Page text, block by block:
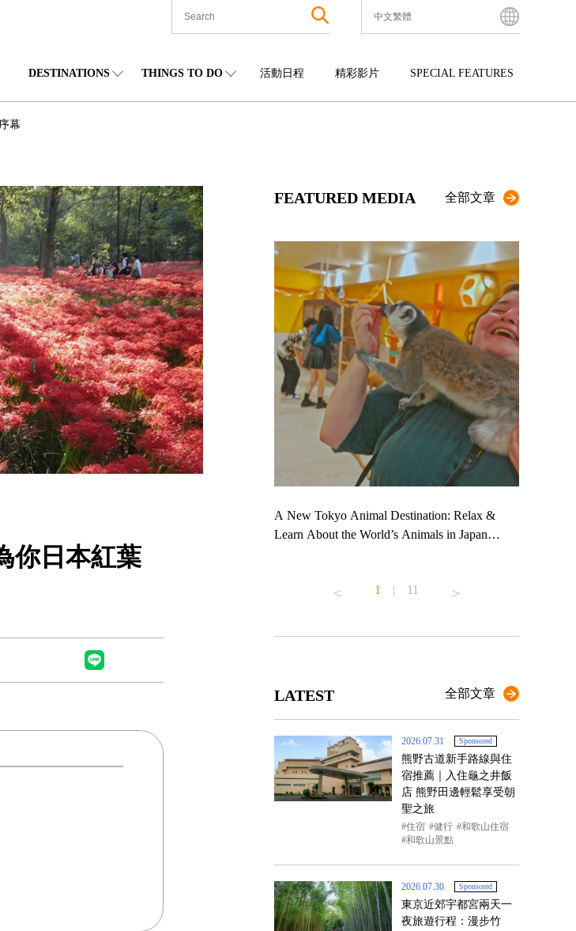
中文繁體
Tiếng Việt
DESTINATIONS
關東
THINGS TO DO 活動日程 精彩影片 SPECIAL FEATURES
幕
你日本紅葉
FEATURED MEDIA 全部文章
acclaimed immersive art and bringing it to
Japan's ancient capital. We can't wait to see it for
#kyototrip #japantravel #artnews
Photos courtesy of teamLab, Exhibition view of
teamLab Biovortex Kyoto, 2025, Kyoto ®
A New Tokyo Animal Destination: Relax &
Learn About the World’s Animals in Japan
#japantrip #카피바라 #애니터치 #아이와가볼
1 | 11
LATEST 全部文章
2026.07.31 Sponsored
熊野古道新手路線與住
宿推薦｜入住龜之井飯
店 熊野田邊輕鬆享受朝
聖之旅
住宿 健行
和歌山住宿
和歌山景點
2026.07.30 Sponsored
東京近郊宇都宮兩天一
夜旅遊行程：漫步竹